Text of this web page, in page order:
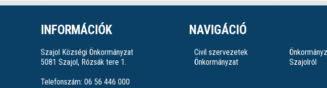
INFORMÁCIÓK
Szajol Községi Önkormányzat
5081 Szajol, Rózsák tere 1.
Telefonszám: 06 56 446 000
NAVIGÁCIÓ
Civil szervezetek
Önkormányzat
Szajolról